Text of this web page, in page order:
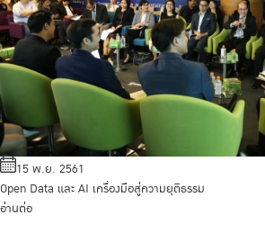
15 พ.ย. 2561
Open Data และ AI เครื่องมือสู่ความยุติธรรม
อ่านต่อ